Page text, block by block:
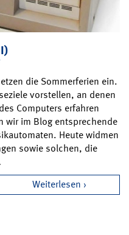
die Sommerferien ein.
vorstellen, an denen
Computers erfahren
wir im Blog entsprechende
Heute widmen
sowie solchen, die
Weiterlesen